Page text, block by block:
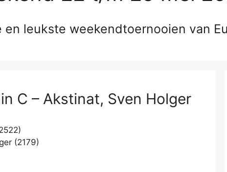
en leukste weekendtoernooien van
C – Akstinat, Sven Holger
(2179)